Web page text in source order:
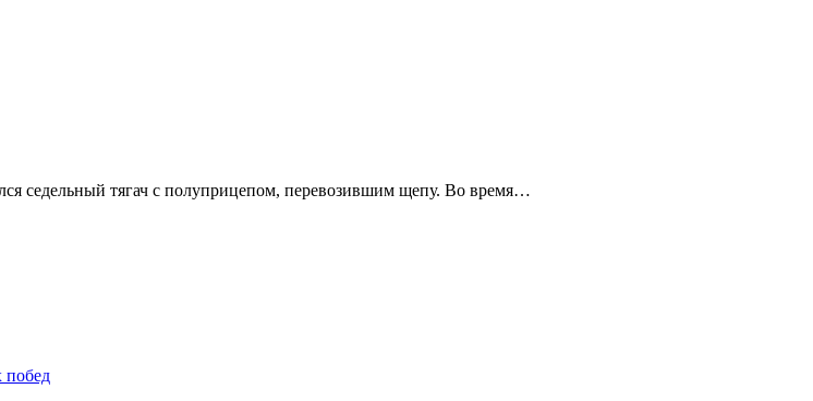
седельный тягач с полуприцепом, перевозившим щепу. Во время…
побед